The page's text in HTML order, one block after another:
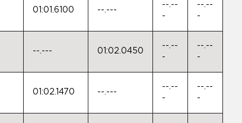
01:01.6100 --.---
--.--
-
--.--
-
--.--- 01:02.0450
--.--
-
--.--
-
01:02.1470 --.---
--.--
-
--.--
-